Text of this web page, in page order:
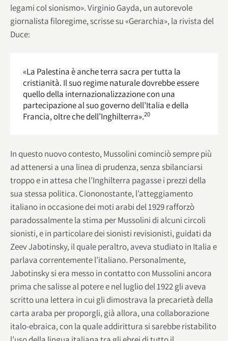
legami col sionismo». Virginio Gayda, un autorevole
giornalista filoregime, scrisse su «Gerarchia», la rivista del
Duce:
«La Palestina è anche terra sacra per tutta la
cristianità. Il suo regime naturale dovrebbe essere
quello della internazionalizzazione con una
partecipazione al suo governo dell’Italia e della
Francia, oltre che dell’Inghilterra».20
In questo nuovo contesto, Mussolini cominciò sempre più
ad attenersi a una linea di prudenza, senza sbilanciarsi
troppo e in attesa che l’Inghilterra pagasse i prezzi della
sua stessa politica. Ciononostante, l’atteggiamento
italiano in occasione dei moti arabi del 1929 rafforzò
paradossalmente la stima per Mussolini di alcuni circoli
sionisti, e in particolare dei sionisti revisionisti, guidati da
Zeev Jabotinsky, il quale peraltro, aveva studiato in Italia e
parlava correntemente l’italiano. Personalmente,
Jabotinsky si era messo in contatto con Mussolini ancora
prima che salisse al potere e nel luglio del 1922 gli aveva
scritto una lettera in cui gli dimostrava la precarietà della
carta araba per proporgli, già allora, una collaborazione
italo-ebraica, con la quale addirittura si sarebbe ristabilito